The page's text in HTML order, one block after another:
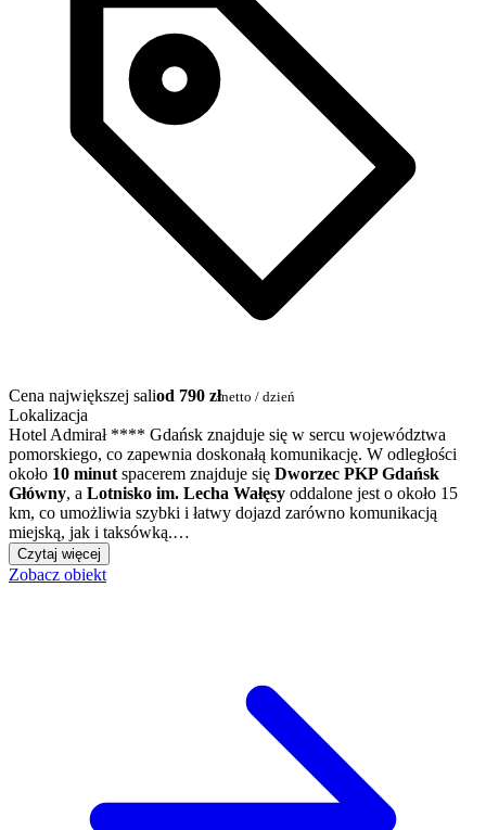
Cena największej saliod 790 złnetto / dzień
Lokalizacja
Hotel Admirał **** Gdańsk znajduje się w sercu województwa
pomorskiego, co zapewnia doskonałą komunikację. W odległości
około 10 minut spacerem znajduje się Dworzec PKP Gdańsk
Główny, a Lotnisko im. Lecha Wałęsy oddalone jest o około 15
km, co umożliwia szybki i łatwy dojazd zarówno komunikacją
miejską, jak i taksówką.…
Czytaj więcej
Zobacz obiekt